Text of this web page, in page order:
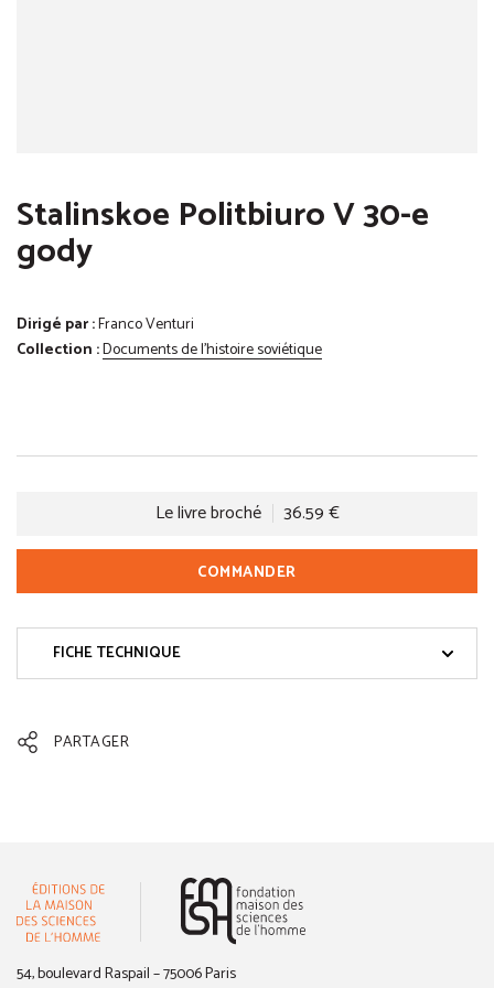
Stalinskoe Politbiuro V 30-e
gody
Dirigé par :Franco Venturi
Collection :Documents de l'histoire soviétique
Le livre broché 36.59 €
COMMANDER
FICHE TECHNIQUE
PARTAGER
54, boulevard Raspail – 75006 Paris